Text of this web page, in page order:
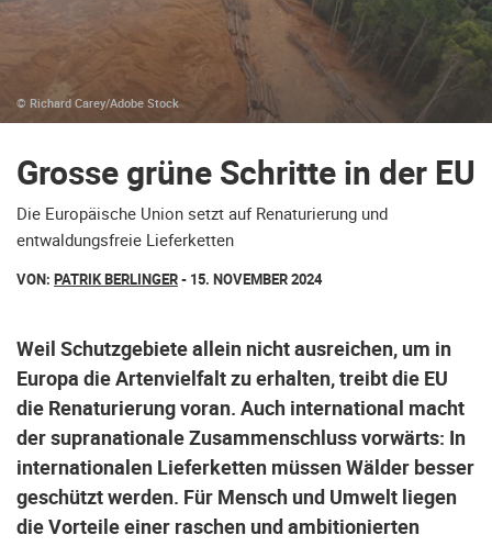
© Richard Carey/Adobe Stock
Grosse grüne Schritte in der EU
Die Europäische Union setzt auf Renaturierung und
entwaldungsfreie Lieferketten
VON: PATRIK BERLINGER- 15. NOVEMBER 2024
Weil Schutzgebiete allein nicht ausreichen, um in
Europa die Artenvielfalt zu erhalten, treibt die EU
die Renaturierung voran. Auch international macht
der supranationale Zusammenschluss vorwärts: In
internationalen Lieferketten müssen Wälder besser
geschützt werden. Für Mensch und Umwelt liegen
die Vorteile einer raschen und ambitionierten